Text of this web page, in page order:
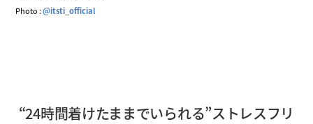
Photo :@itsti_official
“24時間着けたままでいられる”ストレスフリ